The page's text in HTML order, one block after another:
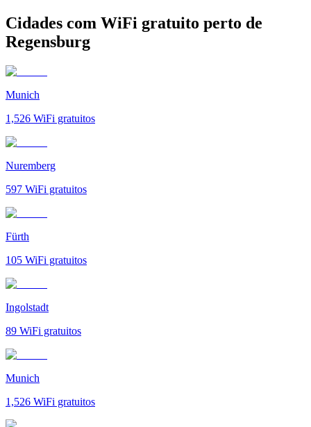
Cidades com WiFi gratuito perto de
Regensburg
Munich
1,526 WiFi gratuitos
Nuremberg
597 WiFi gratuitos
Fürth
105 WiFi gratuitos
Ingolstadt
89 WiFi gratuitos
Munich
1,526 WiFi gratuitos